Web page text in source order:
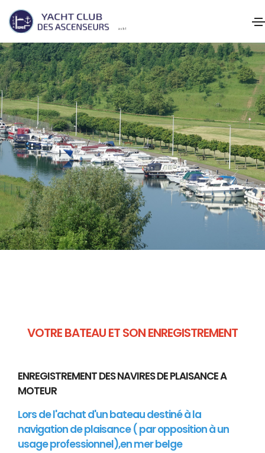
VOTRE BATEAU ET SON ENREGISTREMENT
ENREGISTREMENT DES NAVIRES DE PLAISANCE A
MOTEUR
Lors de l'achat d'un bateau destiné à la
navigation de plaisance ( par opposition à un
usage professionnel),en mer belge